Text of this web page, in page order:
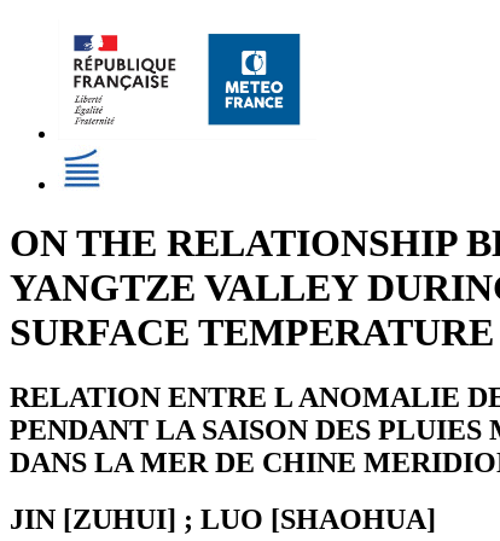
ON THE RELATIONSHIP
YANGTZE VALLEY
SURFACE
RELATION ENTRE L ANOMALIE
PENDANT LA SAISON DES
DANS LA MER DE CHINE
JIN [ZUHUI] ; LUO [SHAOHUA]